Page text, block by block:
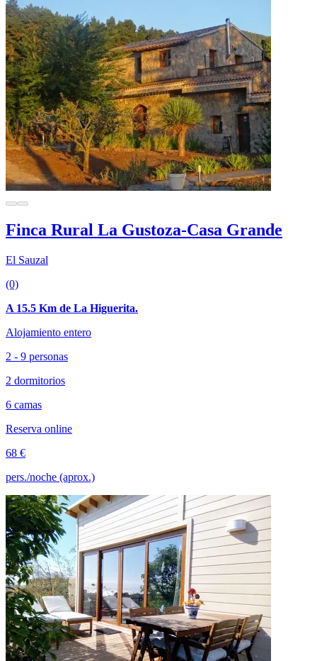
Finca Rural La Gustoza-Casa Grande
El Sauzal
(0)
A 15.5 Km de La Higuerita.
Alojamiento entero
2 - 9 personas
2 dormitorios
6 camas
Reserva online
68 €
pers./noche (aprox.)